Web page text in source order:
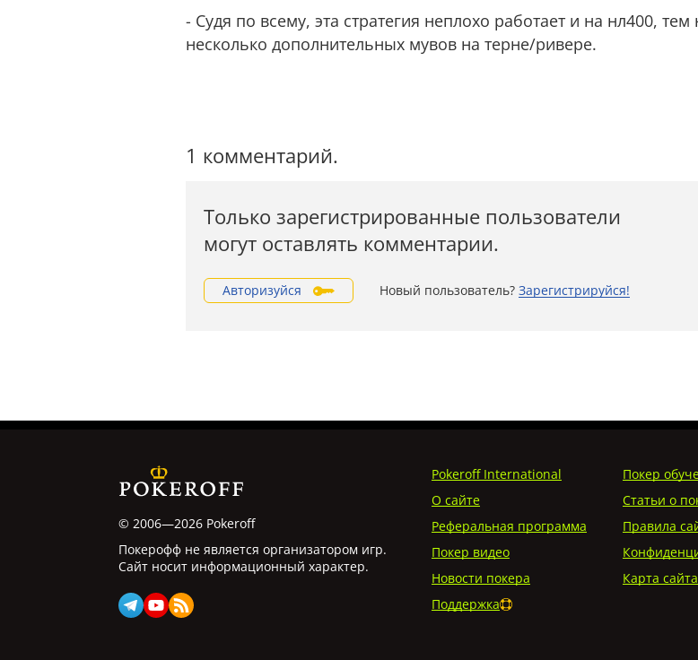
- Судя по всему, эта стратегия неплохо работает и на нл400,
несколько дополнительных мувов на терне/ривере.
1 комментарий.
Только зарегистрированные пользователи
могут оставлять комментарии.
Авторизуйся Новый пользователь? Зарегистрируйся!
© 2006—2026 Pokeroff
Покерофф не является организатором игр.
Сайт носит информационный характер.
Pokeroff International
Покер
О сайте
Статьи о
Реферальная программа
Правила
Покер видео
Новости покера
Карта сайта
Поддержка